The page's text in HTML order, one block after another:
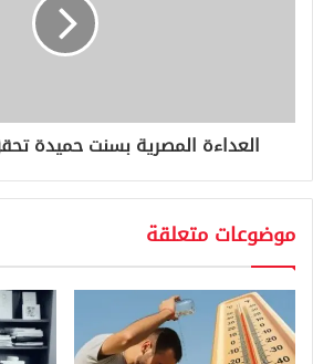
العداءة المصرية بسنت حميدة
موضوعات متعلقة